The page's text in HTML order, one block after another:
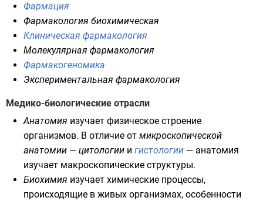
Фармация
Фармакология биохимическая
Клиническая фармакология
Молекулярная фармакология
Фармакогеномика
Экспериментальная фармакология
Медико-биологические отрасли
Анатомия изучает физическое строение
организмов. В отличие от микроскопической
анатомии — цитологии и гистологии — анатомия
изучает макроскопические структуры.
Биохимия изучает химические процессы,
происходящие в живых организмах, особенности